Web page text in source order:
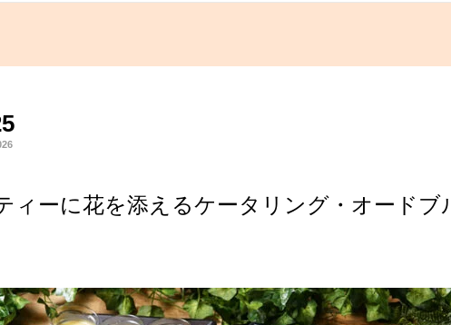
ィーに花を添えるケータリング・オードブ